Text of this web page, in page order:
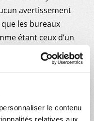
le contenu
avertissement
les bureaux
étant ceux d’un
de l’immeuble
dédié à la
de MdM et sa